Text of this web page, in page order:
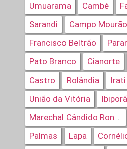
Umuarama
Cambé
Sarandi
Campo Mourão
Francisco Beltrão
Pato Branco
Cianorte
Castro
Rolândia
Irati
União da Vitória
Ibiporã
Marechal Cândido Rondon
Palmas
Lapa